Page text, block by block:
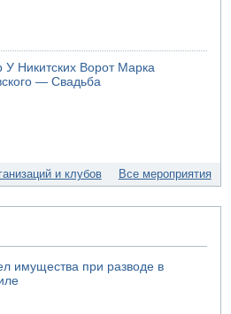
по Саудовскому танкеру
ворваться в офис
над портом
Ирана
У Никитских Ворот Марка
— Свадьба
и клубов Все мероприятия
имущества при разводе в